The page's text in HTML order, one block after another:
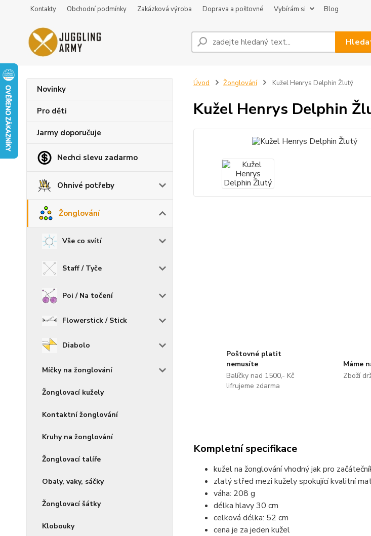
Kontakty Obchodní podmínky Zakázková výroba Doprava a poštovné Vybírám si Blog
Novinky
Pro děti
Jarmy doporučuje
Nechci slevu zadarmo
Ohnivé potřeby
Žonglování
Vše co svítí
Staff / Tyče
Poi / Na točení
Flowerstick / Stick
Diabolo
Míčky na žonglování
Žonglovací kužely
Kontaktní žonglování
Kruhy na žonglování
Žonglovací talíře
Obaly, vaky, sáčky
Žonglovací šátky
Klobouky
Úvod Žonglování Kužel Henrys Delphin Žlutý
Kužel Henrys Delphin
Poštovné platit
nemusíte
Balíčky nad 1500,- Kč
lifrujeme zdarma
Máme
Zboží
Kompletní specifikace
kužel na žonglování vhodný jak pro
zlatý střed mezi kužely spokující kvalitní
váha: 208 g
délka hlavy 30 cm
celková délka: 52 cm
cena je za jeden kužel